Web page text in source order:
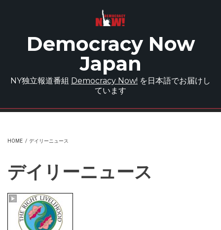
Democracy Now
Japan
NY独立報道番組 Democracy Now! を日本語でお届けし
ています
HOME / デイリーニュース
デイリーニュース